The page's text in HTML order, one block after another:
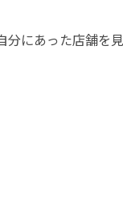
分にあった店舗を